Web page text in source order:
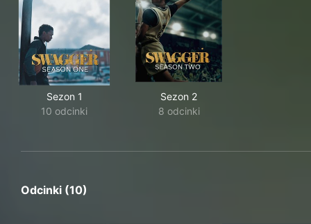
Sezon 1
10 odcinki
Sezon 2
8 odcinki
Odcinki (10)